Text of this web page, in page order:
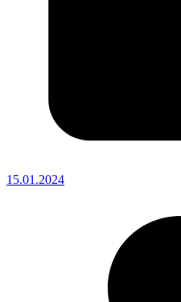
15.01.2024